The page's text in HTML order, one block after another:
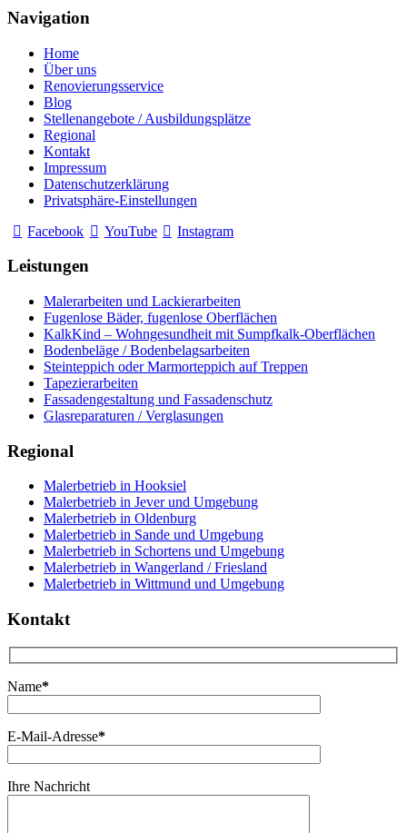
Navigation
Home
Über uns
Renovierungsservice
Blog
Stellenangebote / Ausbildungsplätze
Regional
Kontakt
Impressum
Datenschutzerklärung
Privatsphäre-Einstellungen
Facebook
YouTube Instagram
Leistungen
Malerarbeiten und Lackierarbeiten
Fugenlose Bäder, fugenlose Oberflächen
KalkKind – Wohngesundheit mit Sumpfkalk-Oberflächen
Bodenbeläge / Bodenbelagsarbeiten
Steinteppich oder Marmorteppich auf Treppen
Tapezierarbeiten
Fassadengestaltung und Fassadenschutz
Glasreparaturen / Verglasungen
Regional
Malerbetrieb in Hooksiel
Malerbetrieb in Jever und Umgebung
Malerbetrieb in Oldenburg
Malerbetrieb in Sande und Umgebung
Malerbetrieb in Schortens und Umgebung
Malerbetrieb in Wangerland / Friesland
Malerbetrieb in Wittmund und Umgebung
Kontakt
Name*
E-Mail-Adresse*
Ihre Nachricht